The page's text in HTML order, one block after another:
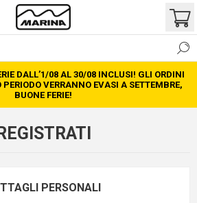
DALL’1/08 AL 30/08 INCLUSI! GLI ORDINI
VERRANNO EVASI A SETTEMBRE,
BUONE FERIE!
REGISTRATI
PERSONALI